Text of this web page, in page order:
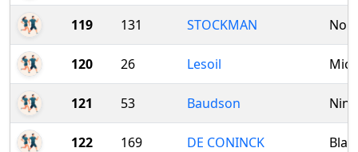
119 131 STOCKMAN
120 26 Lesoil
121 53 Baudson
122 169 DE CONINCK